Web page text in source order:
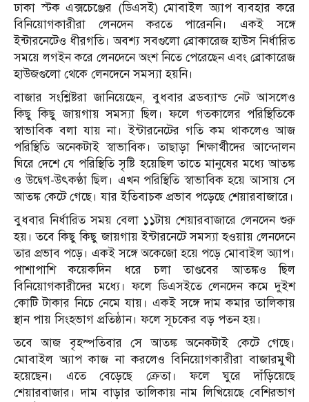
ঢাকা স্টক এক্সচেঞ্জের (ডিএসই) মোবাইল অ্যাপ ব্যবহার করে
বিনিয়োগকারীরা লেনদেন করতে পারেননি। একই সঙ্গে
ইন্টারনেটেও ধীরগতি। অবশ্য সবগুলো ব্রোকারেজ হাউস নির্ধারিত
সময়ে লগইন করে লেনদেনে অংশ নিতে পেরেছেন এবং ব্রোকারেজ
হাউজগুলো থেকে লেনদেনে সমস্যা হয়নি।
বাজার সংশ্লিষ্টরা জানিয়েছেন, বুধবার ব্রডব্যান্ড নেট আসলেও
কিছু কিছু জায়গায় সমস্যা ছিল। ফলে গতকালের পরিস্থিতিকে
স্বাভাবিক বলা যায় না। ইন্টারনেটের গতি কম থাকলেও আজ
পরিস্থিতি অনেকটাই স্বাভাবিক। তাছাড়া শিক্ষার্থীদের আন্দোলন
ঘিরে দেশে যে পরিস্থিতি সৃষ্টি হয়েছিল তাতে মানুষের মধ্যে আতঙ্ক
ও উদ্বেগ-উৎকণ্ঠা ছিল। এখন পরিস্থিতি স্বাভাবিক হয়ে আসায় সে
আতঙ্ক কেটে গেছে। যার ইতিবাচক প্রভাব পড়েছে শেয়ারবাজারে।
বুধবার নির্ধারিত সময় বেলা ১১টায় শেয়ারবাজারে লেনদেন শুরু
হয়। তবে কিছু কিছু জায়গায় ইন্টারনেটে সমস্যা হওয়ায় লেনদেনে
তার প্রভাব পড়ে। একই সঙ্গে অকেজো হয়ে পড়ে মোবাইল অ্যাপ।
পাশাপাশি কয়েকদিন ধরে চলা তাণ্ডবের আতঙ্কও ছিল
বিনিয়োগকারীদের মধ্যে। ফলে ডিএসইতে লেনদেন কমে দুইশ
কোটি টাকার নিচে নেমে যায়। একই সঙ্গে দাম কমার তালিকায়
স্থান পায় সিংহভাগ প্রতিষ্ঠান। ফলে সূচকের বড় পতন হয়।
তবে আজ বৃহস্পতিবার সে আতঙ্ক অনেকটাই কেটে গেছে।
মোবাইল অ্যাপ কাজ না করলেও বিনিয়োগকারীরা বাজারমুখী
হয়েছেন। এতে বেড়েছে ক্রেতা। ফলে ঘুরে দাঁড়িয়েছে
শেয়ারবাজার। দাম বাড়ার তালিকায় নাম লিখিয়েছে বেশিরভাগ